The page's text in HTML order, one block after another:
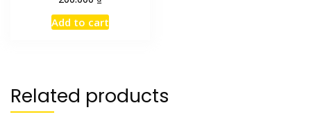
Add to cart
Related products